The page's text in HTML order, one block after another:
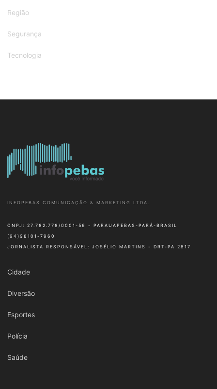
Região
Segurança
Tecnologia
INFOPEBAS COMUNICAÇÃO & MARKETING LTDA.
CNPJ: 27.782.778/0001-56 - PARAUAPEBAS-PARÁ-BRASIL
(94)98101-7960
JORNALISTA RESPONSÁVEL: JOSÉLIO MARTINS - DRT-PA 2817
Cidade
Diversão
Esportes
Polícia
Saúde